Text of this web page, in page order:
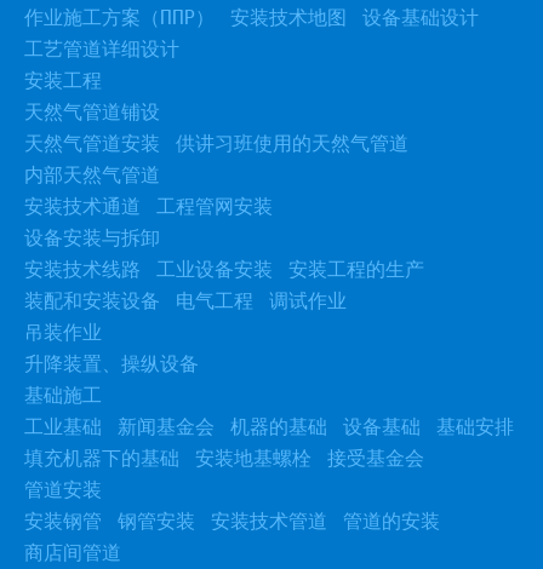
作业施工方案（ППР）
安装技术地图
设备基础设计
工艺管道详细设计
安装工程
天然气管道铺设
天然气管道安装
供讲习班使用的天然气管道
内部天然气管道
安装技术通道
工程管网安装
设备安装与拆卸
安装技术线路
工业设备安装
安装工程的生产
装配和安装设备
电气工程
调试作业
吊装作业
升降装置、操纵设备
基础施工
工业基础
新闻基金会 机器的基础 设备基础
基础安排
填充机器下的基础
安装地基螺栓
接受基金会
管道安装
安装钢管
钢管安装 安装技术管道
管道的安装
商店间管道